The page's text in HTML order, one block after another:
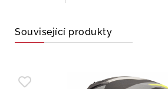
Související produkty